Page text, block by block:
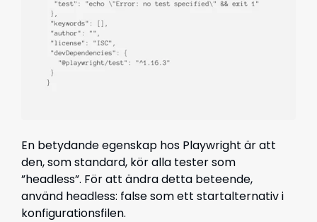
En betydande egenskap hos Playwright är att
den, som standard, kör alla tester som
”headless”. För att ändra detta beteende,
använd headless: false som ett startalternativ i
konfigurationsfilen.